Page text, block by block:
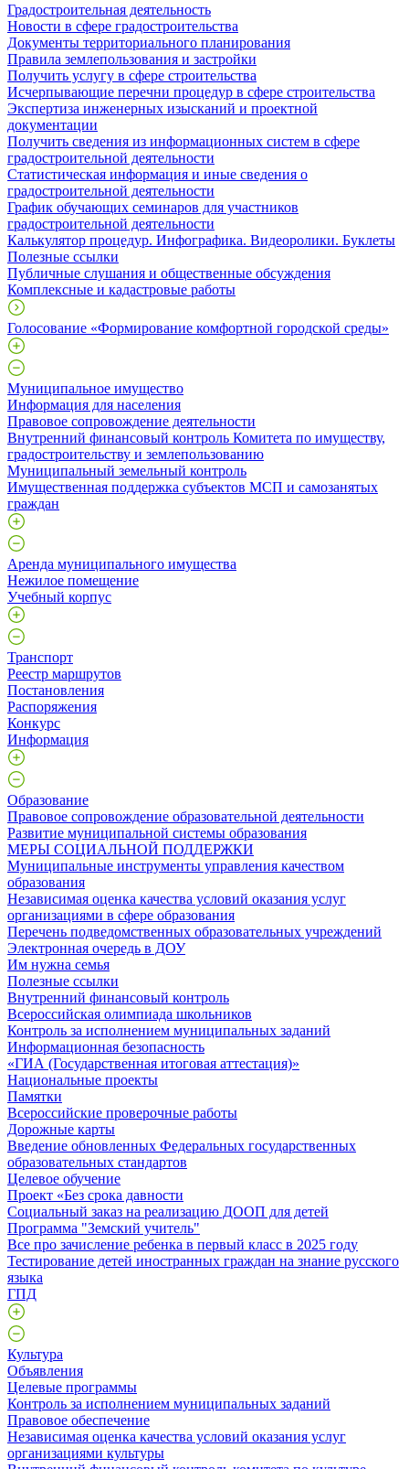
Градостроительная деятельность
Новости в сфере градостроительства
Документы территориального планирования
Правила землепользования и застройки
Получить услугу в сфере строительства
Исчерпывающие перечни процедур в сфере строительства
Экспертиза инженерных изысканий и проектной
документации
Получить сведения из информационных систем в сфере
градостроительной деятельности
Статистическая информация и иные сведения о
градостроительной деятельности
График обучающих семинаров для участников
градостроительной деятельности
Калькулятор процедур. Инфографика. Видеоролики. Буклеты
Полезные ссылки
Публичные слушания и общественные обсуждения
Комплексные и кадастровые работы
Голосование «Формирование комфортной городской среды»
Муниципальное имущество
Информация для населения
Правовое сопровождение деятельности
Внутренний финансовый контроль Комитета по имуществу,
градостроительству и землепользованию
Муниципальный земельный контроль
Имущественная поддержка субъектов МСП и самозанятых
граждан
Аренда муниципального имущества
Нежилое помещение
Учебный корпус
Транспорт
Реестр маршрутов
Постановления
Распоряжения
Конкурс
Информация
Образование
Правовое сопровождение образовательной деятельности
Развитие муниципальной системы образования
МЕРЫ СОЦИАЛЬНОЙ ПОДДЕРЖКИ
Муниципальные инструменты управления качеством
образования
Независимая оценка качества условий оказания услуг
организациями в сфере образования
Перечень подведомственных образовательных учреждений
Электронная очередь в ДОУ
Им нужна семья
Полезные ссылки
Внутренний финансовый контроль
Всероссийская олимпиада школьников
Контроль за исполнением муниципальных заданий
Информационная безопасность
«ГИА (Государственная итоговая аттестация)»
Национальные проекты
Памятки
Всероссийские проверочные работы
Дорожные карты
Введение обновленных Федеральных государственных
образовательных стандартов
Целевое обучение
Проект «Без срока давности
Социальный заказ на реализацию ДООП для детей
Программа "Земский учитель"
Все про зачисление ребенка в первый класс в 2025 году
Тестирование детей иностранных граждан на знание русского
языка
ГПД
Культура
Объявления
Целевые программы
Контроль за исполнением муниципальных заданий
Правовое обеспечение
Независимая оценка качества условий оказания услуг
организациями культуры